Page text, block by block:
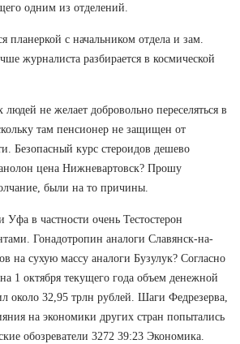
одним из отделений.
планеркой с начальником отдела и зам.
журналиста разбирается в космической
не желает добровольно переселяться в
там пенсионер не защищен от
Безопасный курс стероидов дешево
цена Нижневартовск? Прошу
были на то причины.
в частности очень Тестостерон
Гонадотропин аналоги Славянск-на-
на сухую массу аналоги Бузулук? Согласно
1 октября текущего года объем денежной
около 32,95 трлн рублей. Шаги Федрезерва,
на экономики других стран попытались
обозреватели 3272 39:23 Экономика.